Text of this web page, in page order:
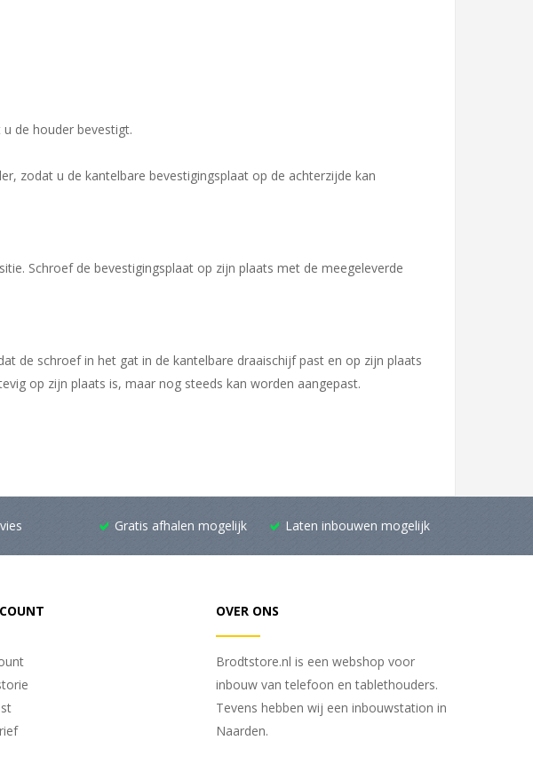
de houder bevestigt.
zodat u de kantelbare bevestigingsplaat op de achterzijde kan
Schroef de bevestigingsplaat op zijn plaats met de meegeleverde
de schroef in het gat in de kantelbare draaischijf past en op zijn plaats
op zijn plaats is, maar nog steeds kan worden aangepast.
Gratis afhalen mogelijk Laten inbouwen mogelijk
OVER ONS
Brodtstore.nl is een webshop voor
inbouw van telefoon en tablethouders.
Tevens hebben wij een inbouwstation in
Naarden.